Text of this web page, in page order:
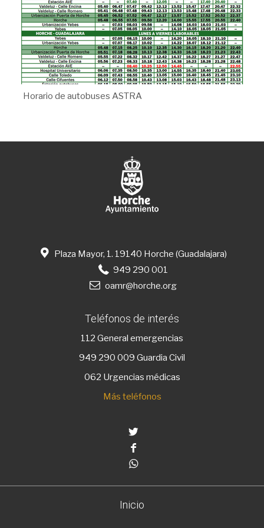
Horario de autobuses ASTRA
Plaza Mayor, 1. 19140 Horche (Guadalajara)
949 290 001
oamr@horche.org
Teléfonos de interés
112 General emergencias
949 290 009 Guardia Civil
062 Urgencias médicas
Más teléfonos
Inicio